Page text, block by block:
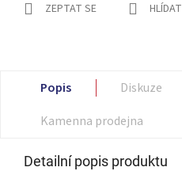
ZEPTAT SE HLÍDAT
Popis
Diskuze
Kamenna prodejna
Detailní popis produktu